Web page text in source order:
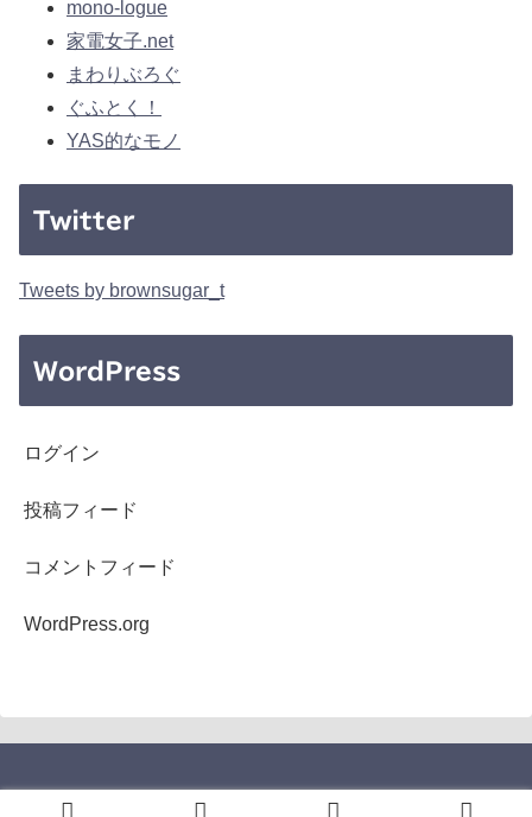
mono-logue
家電女子.net
まわりぶろぐ
ぐふとく！
YAS的なモノ
Twitter
Tweets by brownsugar_t
WordPress
ログイン
投稿フィード
コメントフィード
WordPress.org